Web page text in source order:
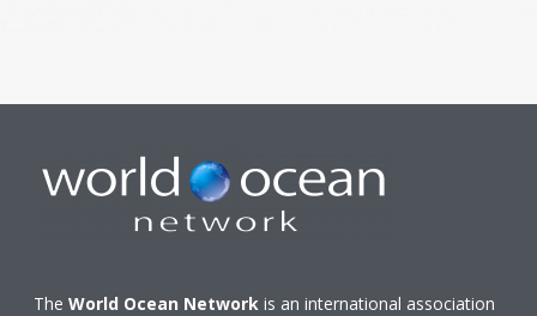
TheWorld Ocean Network is an international association